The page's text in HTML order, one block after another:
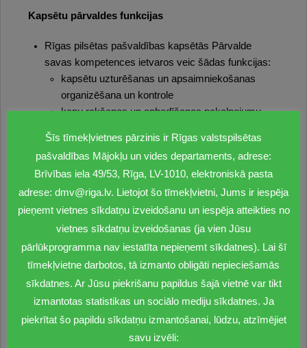
Kapsētu pārvaldes funkcijas
Rīgas pilsētas pašvaldības kapsētās Pārvalde
savas kompetences ietvaros veic šādas funkcijas:
kapsētu uzturēšanas un apsaimniekošanas
organizēšana un kontrole
kapu rakšanas un apbedīšanas pakalpojumu
jaunu kapsētu ierīkošanas plānošana un darbu
organizēšana
precīzas, pārskatāmas un drošas apbedījumu
uzskaites, kā arī apbedījuma vietu kartēšanas
nodrošināšana
apbedījuma vietu elektroniskās datu bāzes
izveidošana un uzturēšana
komersantu, kuri sniedz pakalpojumus kapsētās
līgumiem, sniegto pakalpojumu kvalitātes
kontrole un to darbības koordinēšana
bezpiederīgo vai par tādiem atzīto mirušo
kremēšanas un apbedīšanas organizēšana
Šīs tīmekļvietnes pārzinis ir Rīgas valstspilsētas
pašvaldības Mājokļu un vides departaments, adrese:
Brīvības iela 49/53, Rīga, LV-1010, elektroniskā pasta
adrese: dmv@riga.lv. Lietojot šo tīmekļvietni, Jums ir iespēja
pieņemt vietnes sīkdatņu izveidošanu un iespēja atteikties no
vietnes sīkdatņu izveidošanas (ja vien Jūsu
pārlūkprogramma nav iestatīta nepieņemt sīkdatnes). Lai šī
tīmekļvietne darbotos, tā izmanto obligāti nepieciešamās
sīkdatnes. Ar Jūsu piekrišanu papildus šajā vietnē var tikt
izmantotas statistikas un sociālo mediju sīkdatnes. Ja
piekrītat šo papildu sīkdatņu izmantošanai, lūdzu, atzīmējiet
savu izvēli: